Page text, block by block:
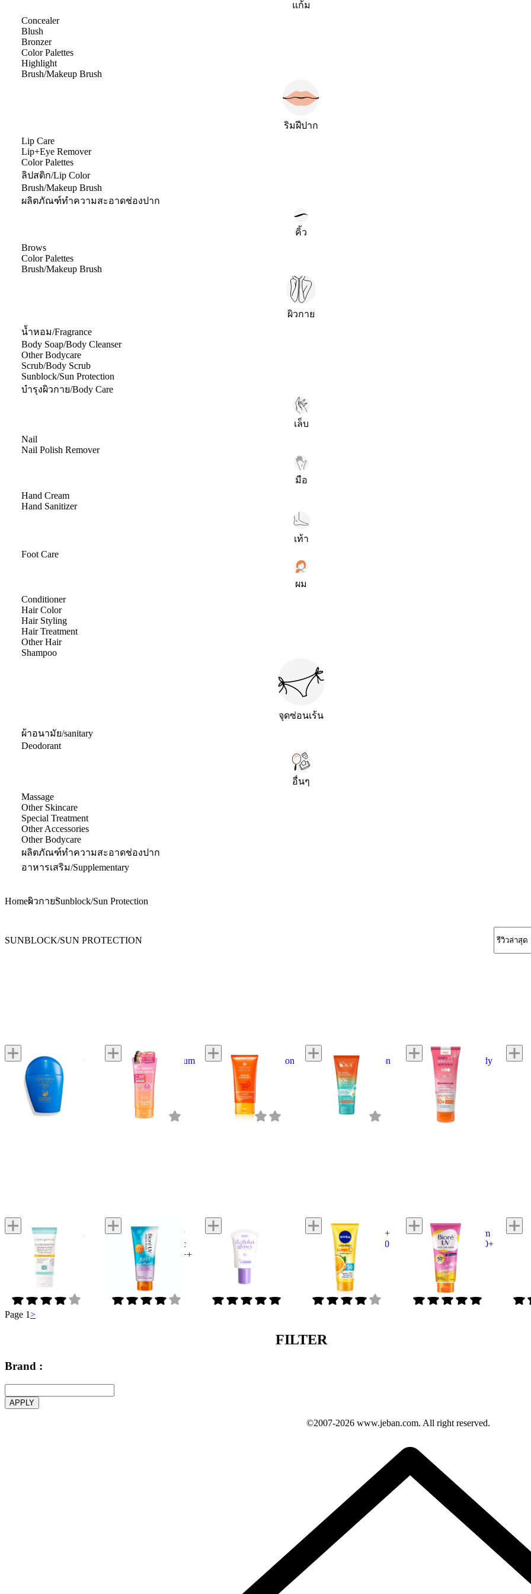
แก้ม
Concealer
Blush
Bronzer
Color Palettes
Highlight
Brush/Makeup Brush
ริมฝีปาก
Lip Care
Lip+Eye Remover
Color Palettes
ลิปสติก/Lip Color
Brush/Makeup Brush
ผลิตภัณฑ์ทำความสะอาดช่องปาก
คิ้ว
Brows
Color Palettes
Brush/Makeup Brush
ผิวกาย
น้ำหอม/Fragrance
Body Soap/Body Cleanser
Other Bodycare
Scrub/Body Scrub
Sunblock/Sun Protection
บำรุงผิวกาย/Body Care
เล็บ
Nail
Nail Polish Remover
มือ
Hand Cream
Hand Sanitizer
เท้า
Foot Care
ผม
Conditioner
Hair Color
Hair Styling
Hair Treatment
Other Hair
Shampoo
จุดซ่อนเร้น
ผ้าอนามัย/sanitary
Deodorant
อื่นๆ
Massage
Other Skincare
Special Treatment
Other Accessories
Other Bodycare
ผลิตภัณฑ์ทำความสะอาดช่องปาก
อาหารเสริม/Supplementary
HomeผิวกายSunblock/Sun Protection
SUNBLOCK/SUN PROTECTION
Shiseido
The Perfect Protector
SPF50+ PA++++
13 reviews
4.9
MizuMi
UV Bright Body Serum
SPF50+ PA++++
6 reviews
4.3
Oriental Princess
Ultimate Sun Protection
Sun Block for Body
32 reviews
3.4
KA
UV Shield Soft Lotion
Super Fresh SPF50+
PA++++
1 reviews
4.0
p.o care
Daily UV Bright Body
Serum SPF50+
PA++++
1 reviews
5.0
Sport
1
Cute Press
Ci-Lab Sensitiv Ultra
Barrier Shield Body
Sunscreen SPF50+
PA++++
1 reviews
4.0
Biore
UV Aqua Rich Body
Tone Up Serum Lilac
Luster SPF50+ PA+++
1 reviews
4.0
DEESAY
Daifuku Glowy Soft
Skin & Matte SPF50
5.0
NIVEA
Extra Bright Super C+
Vitamin Serum SPF50
3 reviews
4.0
Biore
UV Body Care Serum
Intensive Aura SPF50+
PA+++
2 reviews
5.0
NIVEA
Extra
31
Page 1>
FILTER
Brand :
APPLY
©2007-2026 www.jeban.com. All right reserved.